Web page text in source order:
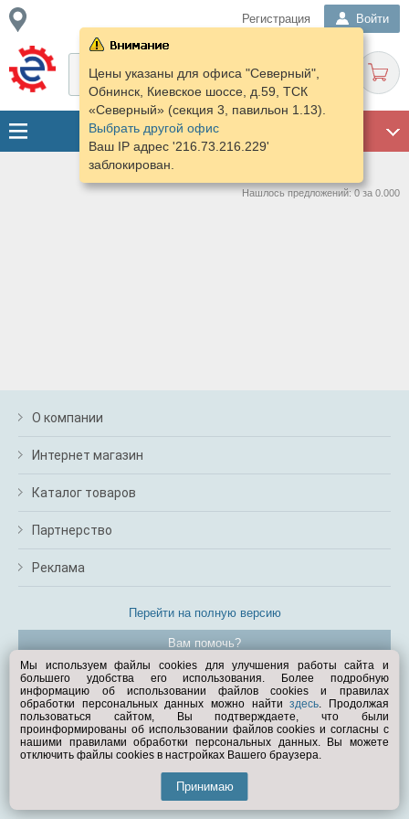
Регистрация Войти
Цены указаны для офиса "Северный",
Обнинск, Киевское шоссе, д.59, ТСК
«Северный» (секция 3, павильон 1.13).
Выбрать другой офис
Ваш IP адрес '216.73.216.229'
заблокирован.
Нашлось предложений: 0 за 0.000
О компании
Интернет магазин
Каталог товаров
Партнерство
Реклама
Перейти на полную версию
Вам помочь?
© Exist.ru 1998—2026
Мы используем файлы cookies для улучшения работы сайта и
большего удобства его использования. Более подробную
информацию об использовании файлов cookies и правилах
обработки персональных данных можно найтиздесь. Продолжая
пользоваться сайтом, Вы подтверждаете, что были
проинформированы об использовании файлов cookies и согласны с
нашими правилами обработки персональных данных. Вы можете
отключить файлы cookies в настройках Вашего браузера.
Принимаю